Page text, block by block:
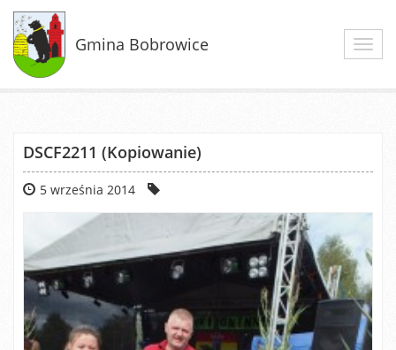
Gmina Bobrowice
DSCF2211 (Kopiowanie)
5 września 2014